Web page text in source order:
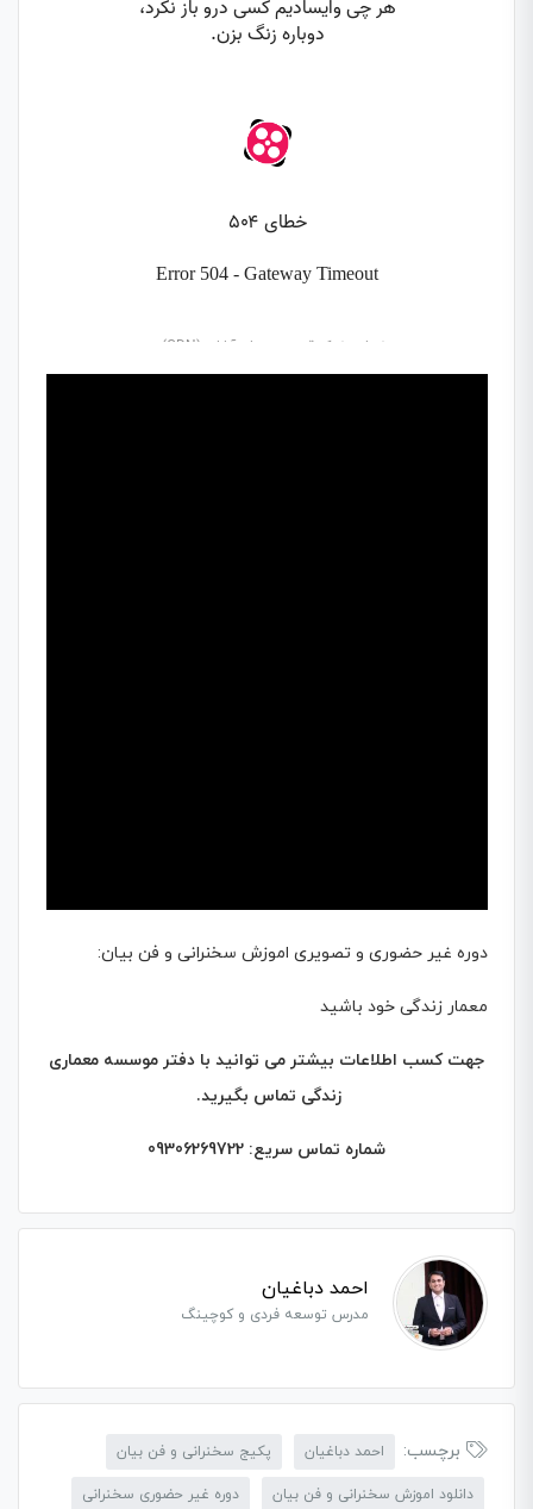
دوره غیر حضوری و تصویری اموزش سخنرانی و فن بیان:
معمار زندگی خود باشید
جهت کسب اطلاعات بیشتر می توانید با دفتر موسسه معماری
زندگی تماس بگیرید.
شماره تماس سریع: 09306269722
احمد دباغیان
مدرس توسعه فردی و کوچینگ
برچسب: احمد دباغیان پکیج سخنرانی و فن بیان
دانلود اموزش سخنرانی و فن بیان دوره غیر حضوری سخنرانی